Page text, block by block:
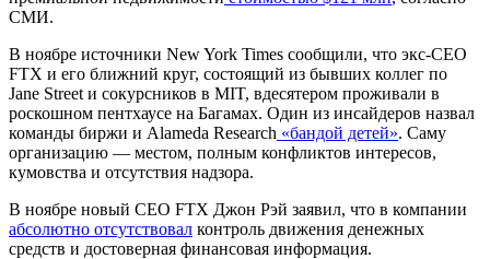
СМИ.
В ноябре источники New York Times сообщили, что экс-CEO
FTX и его ближний круг, состоящий из бывших коллег по
Jane Street и сокурсников в MIT, вдесятером проживали в
роскошном пентхаусе на Багамах. Один из инсайдеров назвал
команды биржи и Alameda Research «бандой детей». Саму
организацию — местом, полным конфликтов интересов,
кумовства и отсутствия надзора.
В ноябре новый CEO FTX Джон Рэй заявил, что в компании
абсолютно отсутствовал контроль движения денежных
средств и достоверная финансовая информация.